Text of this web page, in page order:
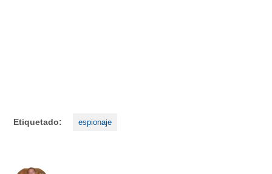
Etiquetado: espionaje